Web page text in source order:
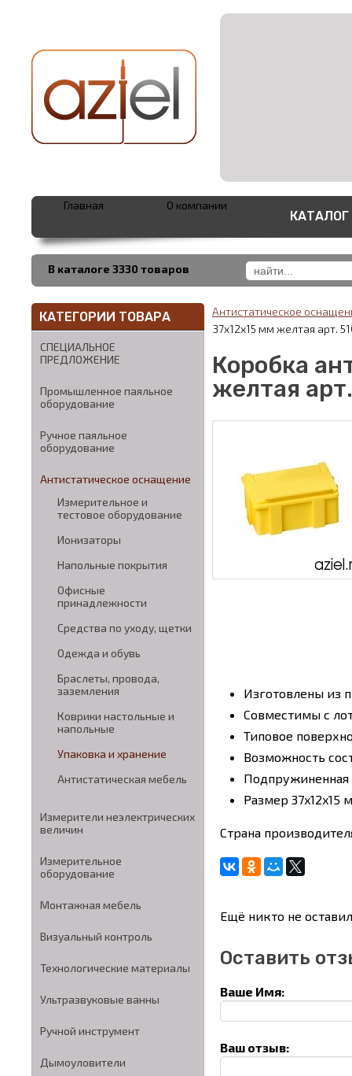
В каталоге 3330 товаров
Главная О компании
КАТАЛОГ
КАТЕГОРИИ ТОВАРА
СПЕЦИАЛЬНОЕ
ПРЕДЛОЖЕНИЕ
Промышленное паяльное
оборудование
Ручное паяльное
оборудование
Антистатическое оснащение
Измерительное и
тестовое оборудование
Ионизаторы
Напольные покрытия
Офисные
принадлежности
Средства по уходу, щетки
Одежда и обувь
Браслеты, провода,
заземления
Коврики настольные и
напольные
Упаковка и хранение
Антистатическая мебель
Измерители неэлектрических
величин
Измерительное
оборудование
Монтажная мебель
Визуальный контроль
Технологические материалы
Ультразвуковые ванны
Ручной инструмент
Дымоуловители
Антистатическое
37x12x15 мм желтая арт.
Коробка
желтая
Изготовлены из
Cовместимы с
Типовое
Возможность
Размер 37x12x15
Страна
Ещё никто не
Оставить
Ваше Имя:
Ваш отзыв: